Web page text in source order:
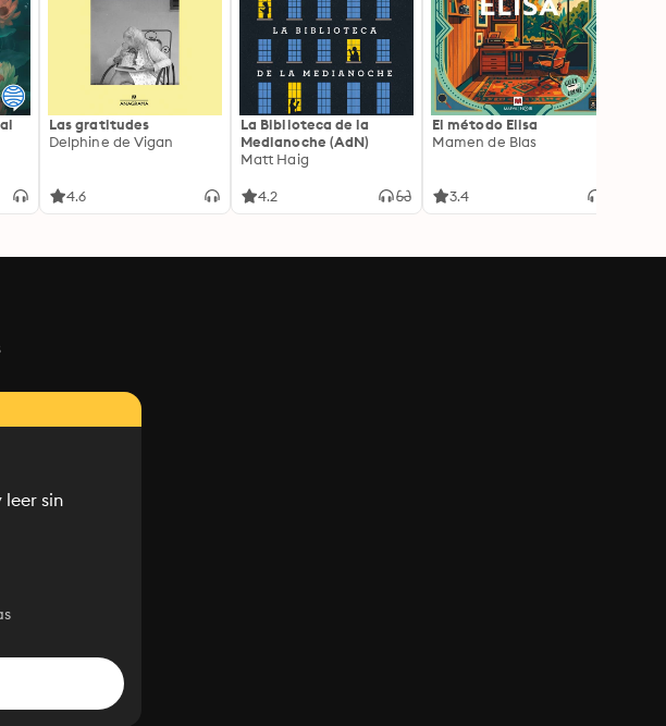
Las gratitudes
Delphine de Vigan
4.6
La Biblioteca de la
Medianoche (AdN)
Matt Haig
4.2
El método Elisa
Mamen de Blas
3.4
leer sin